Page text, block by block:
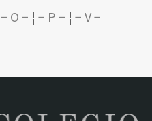
− O − ¦ − P − ¦ − V −